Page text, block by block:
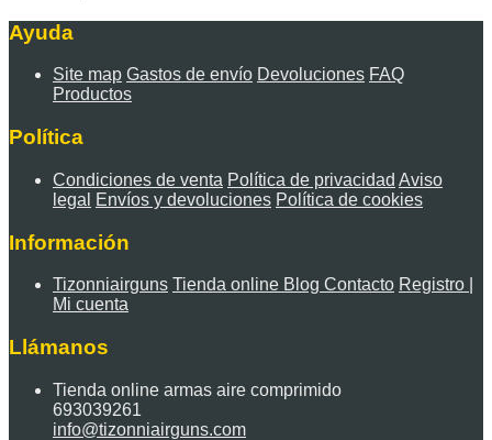
Ayuda
Site map Gastos de envío Devoluciones FAQ
Productos
Política
Condiciones de venta Política de privacidad Aviso
legal
Envíos y devoluciones Política de cookies
Información
Tizonniairguns Tienda online Blog Contacto Registro |
Mi cuenta
Llámanos
Tienda online armas aire comprimido
693039261
info@tizonniairguns.com